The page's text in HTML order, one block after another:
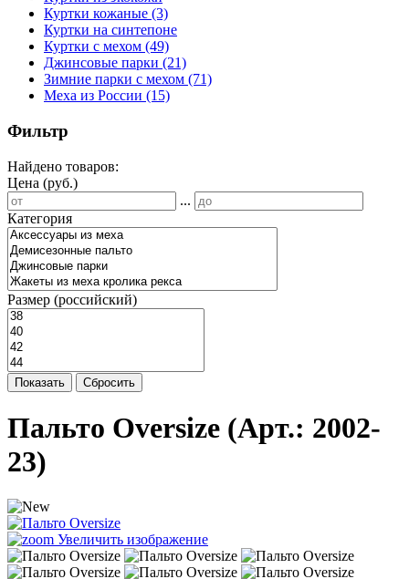
Куртки кожаные (3)
Куртки на синтепоне
Куртки с мехом (49)
Джинсовые парки (21)
Зимние парки с мехом (71)
Меха из России (15)
Фильтр
Найдено товаров:
Цена (руб.)
...
Категория
Размер (российский)
Показать Сбросить
Пальто Oversize (Арт.: 2002-
23)
Увеличить изображение